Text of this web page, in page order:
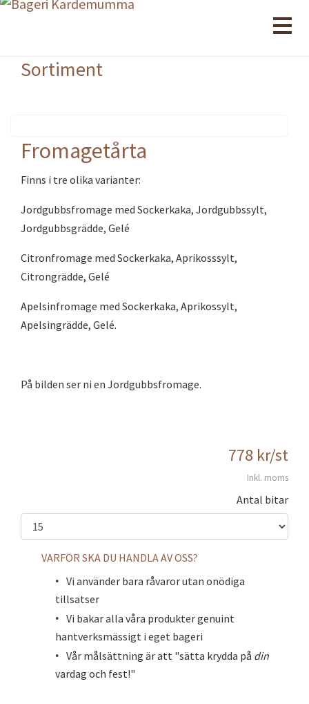
Sortiment
Fromagetårta
Finns i tre olika varianter:
Jordgubbsfromage med Sockerkaka, Jordgubbssylt,
Jordgubbsgrädde, Gelé
Citronfromage med Sockerkaka, Aprikosssylt,
Citrongrädde, Gelé
Apelsinfromage med Sockerkaka, Aprikossylt,
Apelsingrädde, Gelé.
På bilden ser ni en Jordgubbsfromage.
778 kr/st
Inkl. moms
Antal bitar
VARFÖR SKA DU HANDLA AV OSS?
Vi använder bara råvaror utan onödiga
tillsatser
Vi bakar alla våra produkter genuint
hantverksmässigt i eget bageri
Vår målsättning är att "sätta krydda på din
vardag och fest!"